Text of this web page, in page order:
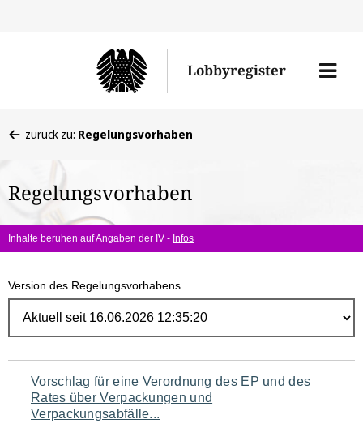
Lobbyregister
Menü
befinden
hier:
zurück zu: Regelungsvorhaben
Regelungsvorhaben
Inhalte beruhen auf Angaben der IV - Infos
Version des Regelungsvorhabens
Navigation
für
Vorschlag für eine Verordnung des EP und des
Rates über Verpackungen und
Verpackungsabfälle...